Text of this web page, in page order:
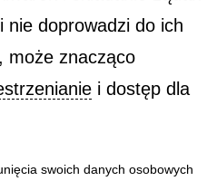
nie doprowadzi do ich
może znacząco
i dostęp dla
swoich danych osobowych